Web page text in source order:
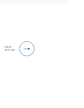
next
article